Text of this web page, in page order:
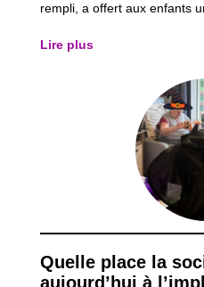
rempli, a offert aux enfants
au musée. Mais s’il fallait
Lire plus
Quelle place la
aujourd’hui à